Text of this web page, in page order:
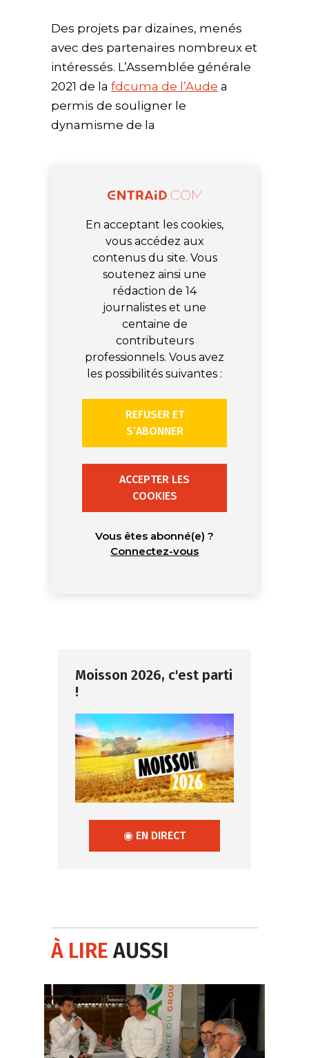
Des projets par dizaines, menés
avec des partenaires nombreux et
intéressés. L’Assemblée générale
2021 de la fdcuma de l’Aude a
permis de souligner le
dynamisme de la
En acceptant les cookies,
vous accédez aux
contenus du site. Vous
soutenez ainsi une
rédaction de 14
journalistes et une
centaine de
contributeurs
professionnels. Vous avez
les possibilités suivantes :
REFUSER ET
S’ABONNER
ACCEPTER LES
COOKIES
Vous êtes abonné(e) ?
Connectez-vous
Moisson 2026, c'est parti
!
◉ EN DIRECT
À LIREAUSSI